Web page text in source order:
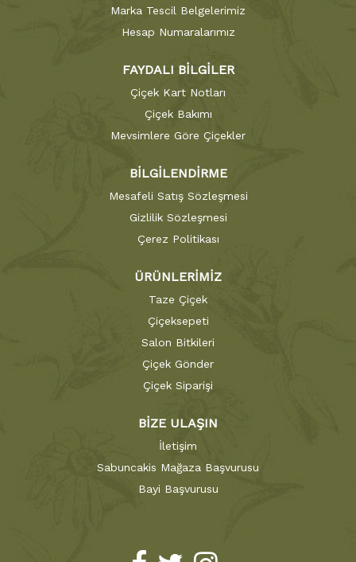
Marka Tescil Belgelerimiz
Hesap Numaralarımız
FAYDALI BİLGİLER
Çiçek Kart Notları
Çiçek Bakımı
Mevsimlere Göre Çiçekler
BİLGİLENDİRME
Mesafeli Satış Sözleşmesi
Gizlilik Sözleşmesi
Çerez Politikası
ÜRÜNLERİMİZ
Taze Çiçek
Çiçeksepeti
Salon Bitkileri
Çiçek Gönder
Çiçek Siparişi
BİZE ULAŞIN
İletişim
Sabuncakis Mağaza Başvurusu
Bayi Başvurusu